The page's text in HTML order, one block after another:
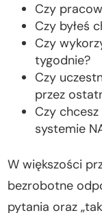
Czy
Czy byłeś
Czy
tygodnie?
Czy
przez
Czy
systemie
W większości
bezrobotne
pytania oraz